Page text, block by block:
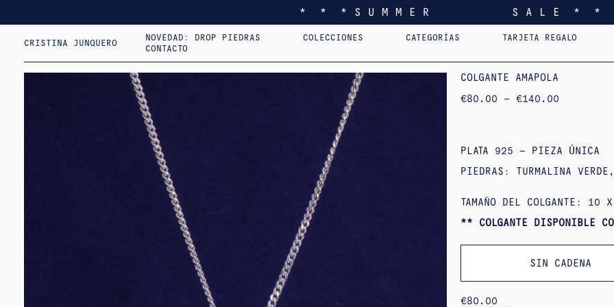
* * * S U M M E R S A L E * *
CRISTINA JUNQUERO
NOVEDAD: DROP PIEDRAS COLECCIONES
I FEEL YOU LIKE
COLGANTES
CATEGORÍAS
TARJETA REGALO
CONTACTO
COLGANTE AMAPOLA
€80.00 – €140.00
€
140,00
PLATA 925 – PIEZA ÚNICA
PIEDRAS: TURMALINA
TAMAÑO DEL COLGANTE: 10
** COLGANTE DISPONIBLE
SIN CADENA
€80.00